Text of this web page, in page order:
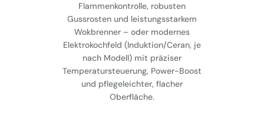
Flammenkontrolle, robusten
Gussrosten und leistungsstarkem
Wokbrenner – oder modernes
Elektrokochfeld (Induktion/Ceran, je
nach Modell) mit präziser
Temperatursteuerung, Power-Boost
und pflegeleichter, flacher
Oberfläche.